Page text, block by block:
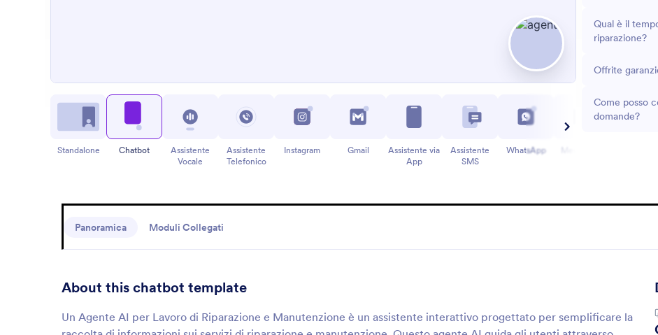
Qual è il
riparazione?
Offrite
Come posso
domande?
Standalone Chatbot
Assistente
Vocale
Assistente
Telefonico
Instagram Gmail
Assistente via
App
Assistente
SMS
WhatsApp
Panoramica Moduli Collegati
About this chatbot template
Un Agente AI per Lavoro di Riparazione e Manutenzione è un assistente interattivo progettato per semplificare la